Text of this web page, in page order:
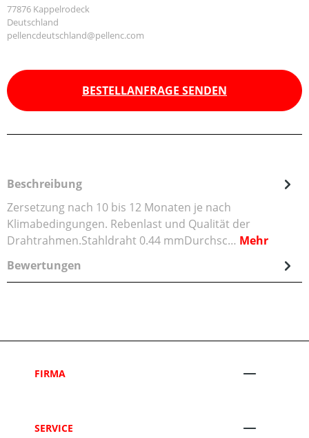
77876 Kappelrodeck
Deutschland
pellencdeutschland@pellenc.com
BESTELLANFRAGE SENDEN
Beschreibung
Zersetzung nach 10 bis 12 Monaten je nach
Klimabedingungen. Rebenlast und Qualität der
Drahtrahmen.Stahldraht 0.44 mmDurchsc… Mehr
Bewertungen
FIRMA
SERVICE